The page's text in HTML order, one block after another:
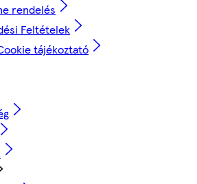
rendelés
Feltételek
tájékoztató